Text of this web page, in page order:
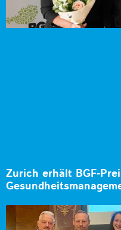
Zurich erhält BGF-